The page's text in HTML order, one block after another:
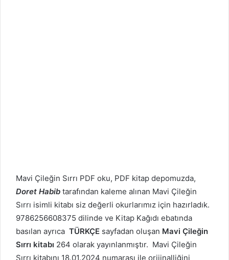
Mavi Çileğin Sırrı PDF oku, PDF kitap depomuzda,
Doret Habib tarafından kaleme alınan Mavi Çileğin
Sırrı isimli kitabı siz değerli okurlarımız için hazırladık.
9786256608375 dilinde ve Kitap Kağıdı ebatında
basılan ayrıca TÜRKÇE sayfadan oluşan Mavi Çileğin
Sırrı kitabı 264 olarak yayınlanmıştır. Mavi Çileğin
Sırrı kitabını 18.01.2024 numarası ile orijinalliğini